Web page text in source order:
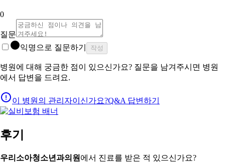
0
질문
익명으로 질문하기
작성
병원에 대해 궁금한 점이 있으신가요? 질문을 남겨주시면 병원
에서 답변을 드려요.
이 병원의 관리자이신가요?Q&A 답변하기
후기
우리소아청소년과의원 에서 진료를 받은 적 있으신가요?